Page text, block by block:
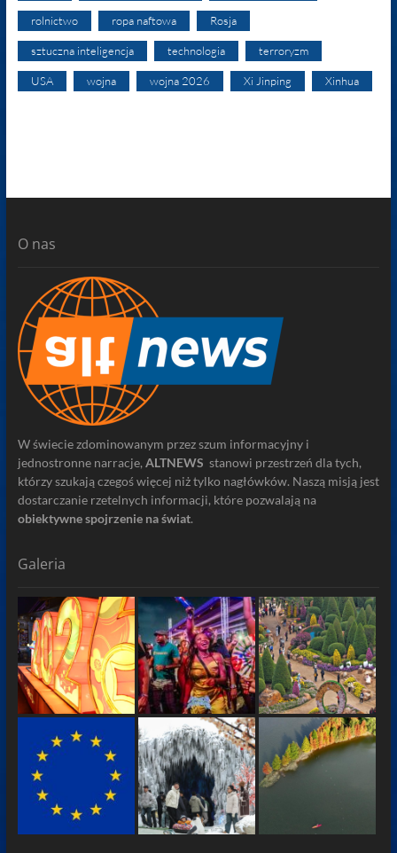
rolnictwo ropa naftowa Rosja
sztuczna inteligencja technologia terroryzm
USA wojna wojna 2026 Xi Jinping Xinhua
O nas
W świecie zdominowanym przez szum informacyjny i
jednostronne narracje, ALTNEWS stanowi przestrzeń dla tych,
którzy szukają czegoś więcej niż tylko nagłówków. Naszą misją jest
dostarczanie rzetelnych informacji, które pozwalają na
obiektywne spojrzenie na świat.
Galeria